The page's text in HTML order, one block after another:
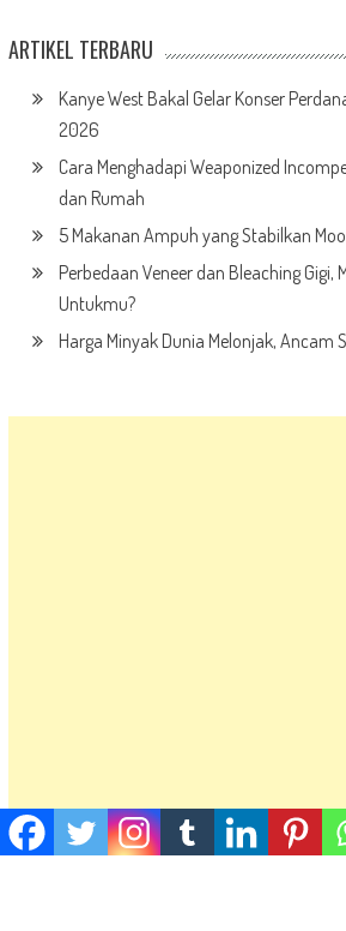
ARTIKEL TERBARU
Kanye West Bakal Gelar Konser
2026
Cara Menghadapi Weaponized
dan Rumah
5 Makanan Ampuh yang Stabilkan
Perbedaan Veneer dan Bleaching Gigi,
Untukmu?
Harga Minyak Dunia Melonjak, Ancam